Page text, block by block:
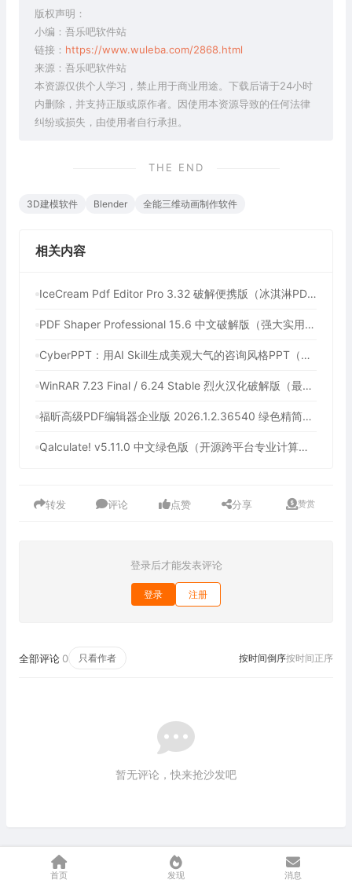
首页 发现 消息
版权声明：
小编：吾乐吧软件站
链接： https://www.wuleba.com/2868.html
来源：吾乐吧软件站
本资源仅供个人学习，禁止用于商业用途。下载后请于24小时
内删除，并支持正版或原作者。因使用本资源导致的任何法律
纠纷或损失，由使用者自行承担。
THE END
3D建模软件 Blender 全能三维动画制作软件
相关内容
IceCream Pdf Editor Pro 3.32 破解便携版（冰淇淋PDF编辑器）
PDF Shaper Professional 15.6 中文破解版（强大实用的全能PDF工具箱）
CyberPPT：用AI Skill生成美观大气的咨询风格PPT（用AI一键生成年终总结PPT）
WinRAR 7.23 Final / 6.24 Stable 烈火汉化破解版（最流行的压缩解压工具）
福昕高级PDF编辑器企业版 2026.1.2.36540 绿色精简版（企业级PDF解决方案）
Qalculate! v5.11.0 中文绿色版（开源跨平台专业计算器）
转发 评论 点赞 分享 赞赏
登录后才能发表评论
登录 注册
全部评论 0 只看作者 按时间倒序按时间正序
暂无评论，快来抢沙发吧